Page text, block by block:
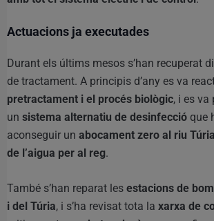
Actuacions ja executades
Durant els últims mesos s’han recuperat
de tractament. A principis d’any es va
pretractament i el procés biològic, i es va
un sistema alternatiu de desinfecció que
aconseguir un abocament zero al riu Túria
de l’aigua per al reg.
També s’han reparat les estacions de
i del Túria, i s’ha revisat tota la xarxa de